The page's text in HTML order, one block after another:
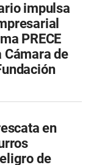
impulsa
PRECE
Cámara de
en
de